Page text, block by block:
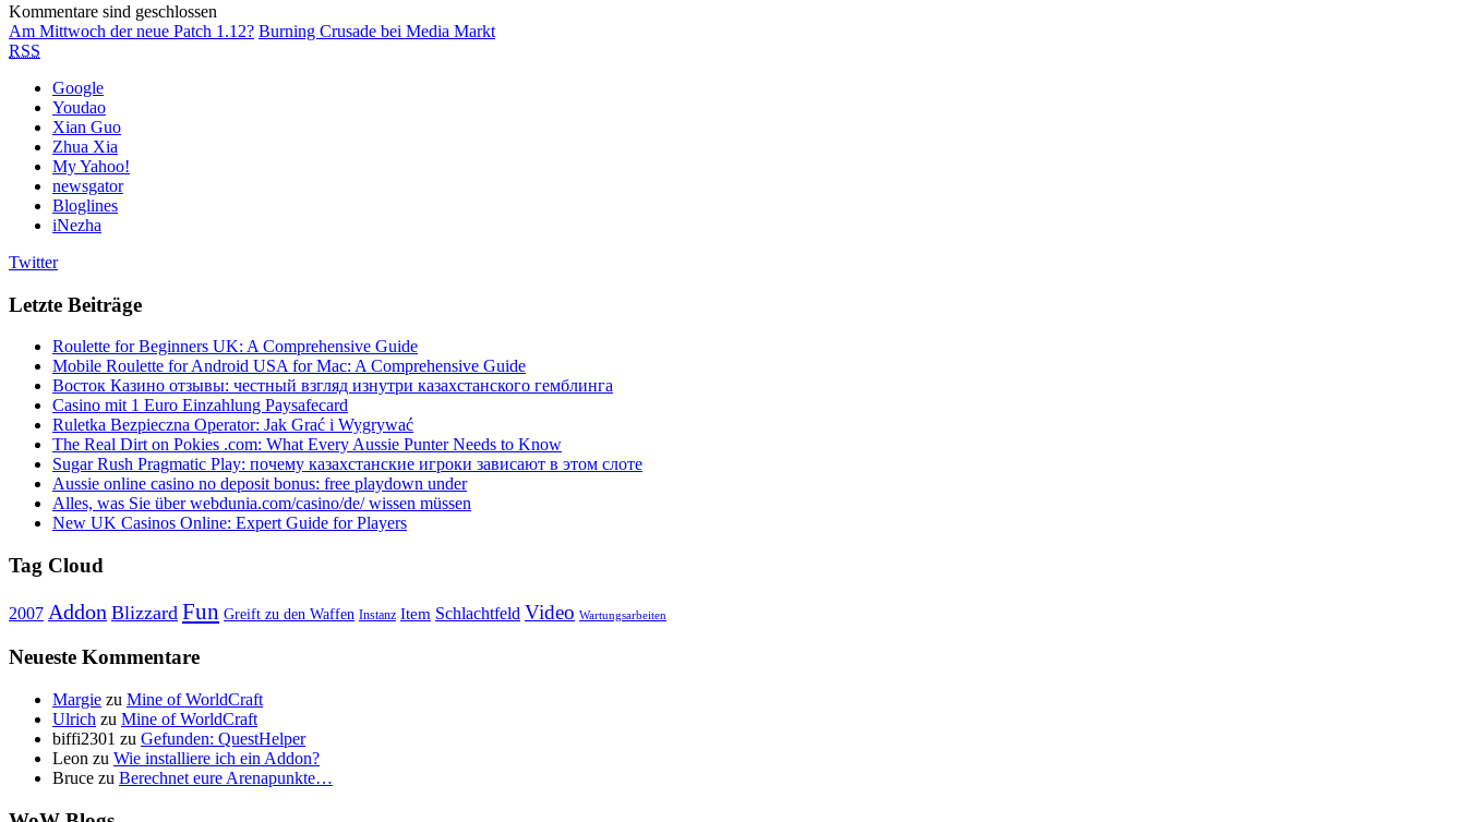
Kommentare sind geschlossen
Am Mittwoch der neue Patch 1.12? Burning Crusade bei Media Markt
RSS
Google
Youdao
Xian Guo
Zhua Xia
My Yahoo!
newsgator
Bloglines
iNezha
Twitter
Letzte Beiträge
Roulette for Beginners UK: A Comprehensive Guide
Mobile Roulette for Android USA for Mac: A Comprehensive Guide
Восток Казино отзывы: честный взгляд изнутри казахстанского гемблинга
Casino mit 1 Euro Einzahlung Paysafecard
Ruletka Bezpieczna Operator: Jak Grać i Wygrywać
The Real Dirt on Pokies .com: What Every Aussie Punter Needs to Know
Sugar Rush Pragmatic Play: почему казахстанские игроки зависают в этом слоте
Aussie online casino no deposit bonus: free playdown under
Alles, was Sie über webdunia.com/casino/de/ wissen müssen
New UK Casinos Online: Expert Guide for Players
Tag Cloud
2007 Addon Blizzard Fun Greift zu den Waffen Instanz Item Schlachtfeld Video Wartungsarbeiten
Neueste Kommentare
Margie zu Mine of WorldCraft
Ulrich zu Mine of WorldCraft
biffi2301 zu Gefunden: QuestHelper
Leon zu Wie installiere ich ein Addon?
Bruce zu Berechnet eure Arenapunkte…